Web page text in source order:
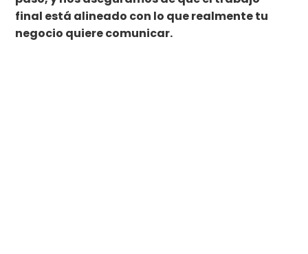
final está alineado con lo que realmente tu
negocio quiere comunicar.